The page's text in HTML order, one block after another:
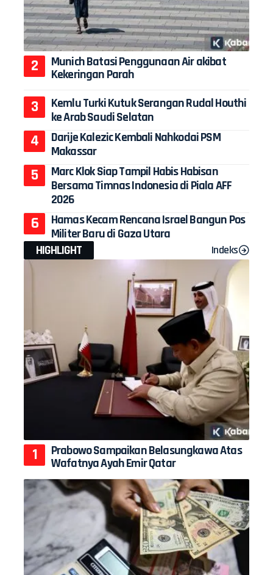
Munich Batasi Penggunaan Air akibat
Kekeringan Parah
Kemlu Turki Kutuk Serangan Rudal Houthi
ke Arab Saudi Selatan
Darije Kalezic Kembali Nahkodai PSM
Makassar
Marc Klok Siap Tampil Habis Habisan
Bersama Timnas Indonesia di Piala AFF
2026
Hamas Kecam Rencana Israel Bangun Pos
Militer Baru di Gaza Utara
HIGHLIGHT
Indeks
Prabowo Sampaikan Belasungkawa Atas
Wafatnya Ayah Emir Qatar